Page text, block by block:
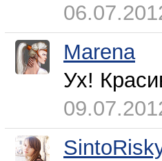
Marena
Ух!